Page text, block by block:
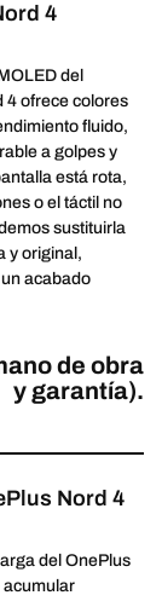
4
del
4 ofrece colores
fluido,
a golpes y
está rota,
o el táctil no
sustituirla
y original,
acabado
de obra
y garantía).
Nord 4
del OnePlus
acumular